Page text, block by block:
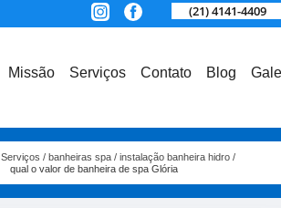
(21) 4141-4409
Missão Serviços Contato Blog
Serviços banheiras spa
instalação banheira hidro
qual o valor de banheira de spa Glória